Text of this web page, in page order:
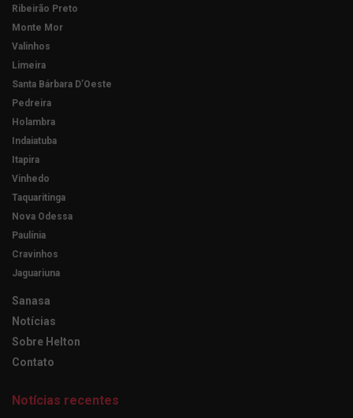
Ribeirão Preto
Monte Mor
Valinhos
Limeira
Santa Bárbara D’Oeste
Pedreira
Holambra
Indaiatuba
Itapira
Vinhedo
Taquaritinga
Nova Odessa
Paulínia
Cravinhos
Jaguariuna
Sanasa
Notícias
Sobre Helton
Contato
Notícias recentes